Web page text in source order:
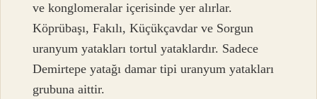
ve konglomeralar içerisinde yer alırlar.
Köprübaşı, Fakılı, Küçükçavdar ve Sorgun
uranyum yatakları tortul yataklardır. Sadece
Demirtepe yatağı damar tipi uranyum yatakları
grubuna aittir.